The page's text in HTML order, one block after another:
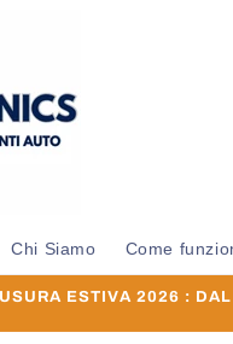
Chi Siamo Come
ESTIVA 2026 :